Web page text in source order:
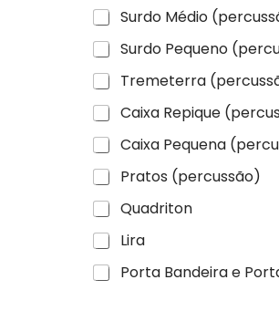
Surdo Médio
Surdo Pequeno
Tremeterra
Caixa Repique
Caixa Pequena
Pratos (percussão)
Quadriton
Lira
Porta Bandeira e